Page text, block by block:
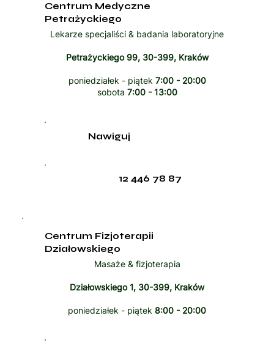
Centrum Medyczne
Petrażyckiego
Lekarze specjaliści & badania laboratoryjne
Petrażyckiego 99, 30-399, Kraków
poniedziałek - piątek 7:00 - 20:00
sobota 7:00 - 13:00
12 446 78 87
Nawiguj
Centrum Fizjoterapii
Działowskiego
Masaże & fizjoterapia
Działowskiego 1, 30-399, Kraków
poniedziałek - piątek 8:00 - 20:00